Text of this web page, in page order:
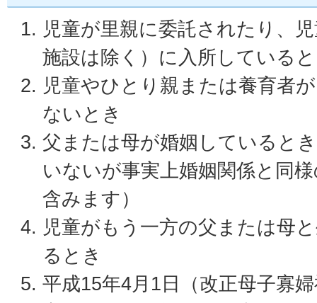
児童が里親に委託されたり、
施設は除く）に入所している
児童やひとり親または養育者
ないとき
父または母が婚姻していると
いないが事実上婚姻関係と同
含みます）
児童がもう一方の父または母
るとき
平成15年4月1日（改正母子寡